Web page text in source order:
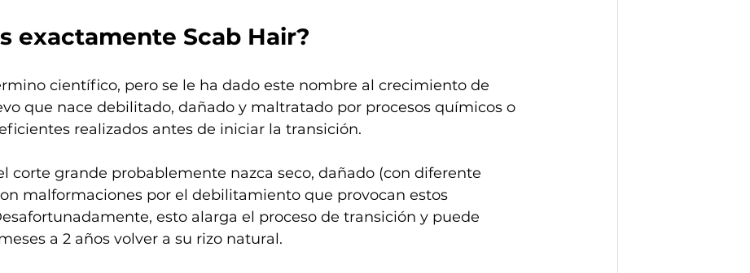
exactamente Scab Hair?
científico, pero se le ha dado este nombre al crecimiento de
que nace debilitado, dañado y maltratado por procesos químicos o
realizados antes de iniciar la transición.
corte grande probablemente nazca seco, dañado (con diferente
malformaciones por el debilitamiento que provocan estos
esto alarga el proceso de transición y puede
a 2 años volver a su rizo natural.